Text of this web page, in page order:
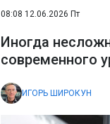
08:08 12.06.2026 Пт
Иногда
современного
ИГОРЬ ШИРОКУН